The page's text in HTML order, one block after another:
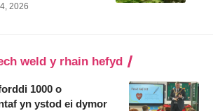
2026
weld y rhain hefyd
1000 o
yn ystod ei dymor